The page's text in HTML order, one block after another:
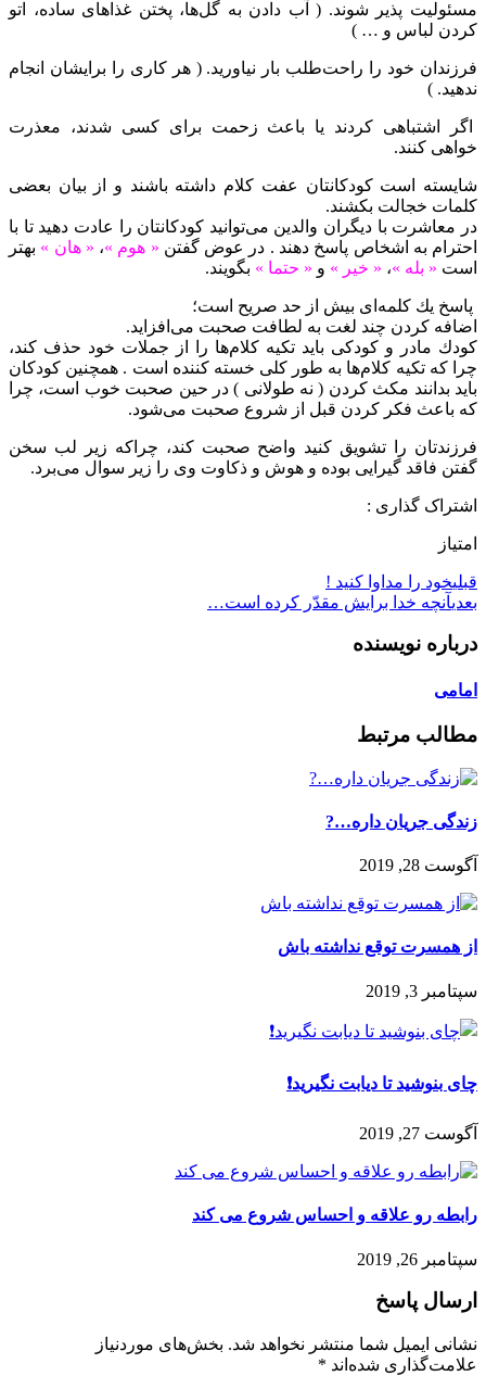
مسئولیت پذیر شوند. ( آب دادن به گل‌ها، پختن غذاهای ساده، اتو
كردن لباس و … )
فرزندان خود را راحت‌طلب بار نیاورید. ( هر كاری را برایشان انجام
ندهید. )
اگر اشتباهی كردند یا باعث زحمت برای كسی شدند، معذرت‌
خواهی كنند.
شایسته است كودكانتان عفت كلام داشته باشند و از بیان بعضی
كلمات خجالت بكشند.
در معاشرت با دیگران والدین می‌توانید كودكانتان را عادت دهید تا با
احترام به اشخاص پاسخ دهند . در عوض گفتن « هوم »، « هان » بهتر
است « بله »، « خیر » و « حتما » بگویند.
پاسخ یك كلمه‌ای بیش از حد صریح است؛
اضافه كردن چند لغت به لطافت صحبت می‌افزاید.
كودك مادر و کودکی باید تكیه‌ كلام‌ها را از جملات خود حذف كند،
چرا كه تكیه‌ كلام‌ها به طور كلی خسته‌ كننده است . همچنین كودكان
باید بدانند مكث كردن ( نه طولانی )‌ در حین صحبت خوب است، چرا
كه باعث فكر كردن قبل از شروع صحبت می‌شود.
فرزند‌تان را تشویق كنید واضح صحبت كند، چراكه زیر لب سخن
گفتن فاقد گیرایی بوده و هوش و ذكاوت وی را زیر سوال می‌برد.
اشتراک گذاری :
امتیاز
قبلیخود را مداوا كنيد !
بعدیآنچه خدا برايش مقدّر كرده است…
درباره نویسنده
امامی
مطالب مرتبط
زندگی جریان داره…?
آگوست 28, 2019
از همسرت توقع نداشته باش
سپتامبر 3, 2019
چای بنوشید تا دیابت نگیرید❗️
آگوست 27, 2019
رابطه رو علاقه و احساس شروع می کند
سپتامبر 26, 2019
ارسال پاسخ
نشانی ایمیل شما منتشر نخواهد شد. بخش‌های موردنیاز
علامت‌گذاری شده‌اند *